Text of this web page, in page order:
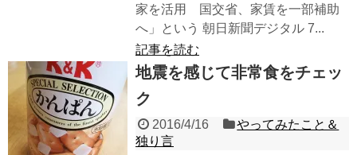
家を活用 国交省、家賃を一部補助
へ」という 朝日新聞デジタル 7...
記事を読む
地震を感じて非常食をチェッ
ク
2016/4/16
やってみたこと＆
独り言